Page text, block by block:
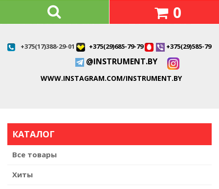
0
+375(17)388-29-01 +375(29)685-79-79 +375(29)585-79-
@INSTRUMENT.BY
WWW.INSTAGRAM.COM/INSTRUMENT.BY
КАТАЛОГ
Все товары
Хиты